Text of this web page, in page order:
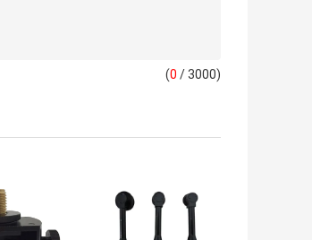
(0 / 3000)